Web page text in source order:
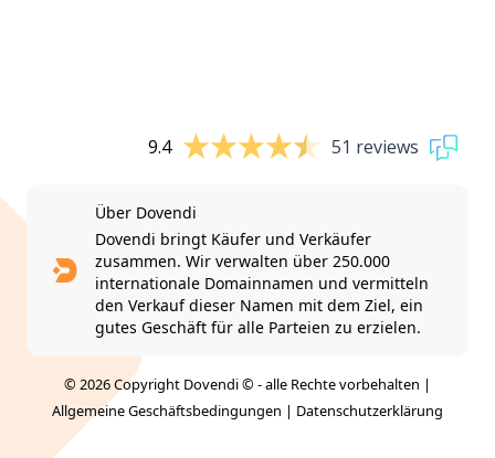
9.4 51 reviews
Über Dovendi
Dovendi bringt Käufer und Verkäufer
zusammen. Wir verwalten über 250.000
internationale Domainnamen und vermitteln
den Verkauf dieser Namen mit dem Ziel, ein
gutes Geschäft für alle Parteien zu erzielen.
© 2026 Copyright Dovendi © - alle Rechte vorbehalten |
Allgemeine Geschäftsbedingungen | Datenschutzerklärung